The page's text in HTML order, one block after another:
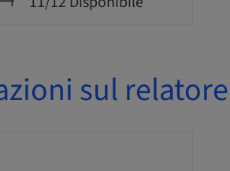
sul relatore